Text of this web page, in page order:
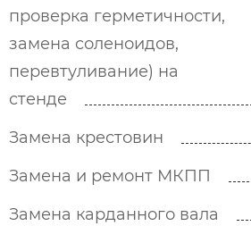
проверка герметичности,
замена соленоидов,
перевтуливание) на
стенде
Замена крестовин
Замена и ремонт МКПП
Замена карданного вала